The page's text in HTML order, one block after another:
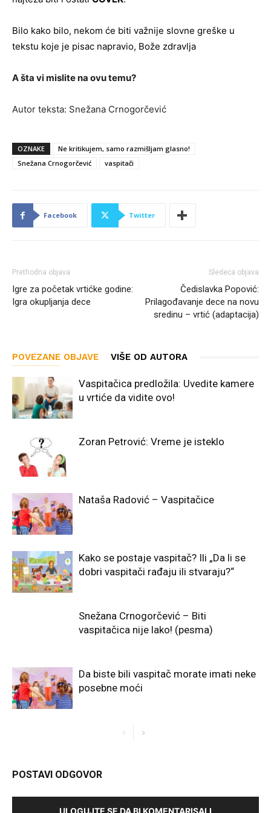
Bilo kako bilo, nekom će biti važnije slovne greške u
tekstu koje je pisac napravio, Bože zdravlja
A šta vi mislite na ovu temu?
Autor teksta: Snežana Crnogorčević
OZNAKE
Ne kritikujem, samo razmišljam glasno!
Snežana Crnogorčević
vaspitači
Facebook Twitter
Prethodna objava
Igre za početak vrtićke godine:
Igra okupljanja dece
Sledeća objava
Čedislavka Popović:
Prilagođavanje dece na novu
sredinu – vrtić (adaptacija)
POVEZANE OBJAVE VIŠE OD AUTORA
Vaspitačica predložila: Uvedite kamere
u vrtiće da vidite ovo!
Zoran Petrović: Vreme je isteklo
Nataša Radović – Vaspitačice
Kako se postaje vaspitač? Ili „Da li se
dobri vaspitači rađaju ili stvaraju?“
Snežana Crnogorčević – Biti
vaspitačica nije lako! (pesma)
Da biste bili vaspitač morate imati neke
posebne moći
POSTAVI ODGOVOR
ULOGUJTE SE DA BI KOMENTARISALI